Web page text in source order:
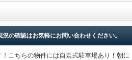
況の確認はお気軽にお問い合わせください。
こちらの物件には自走式駐車場あり！朝に